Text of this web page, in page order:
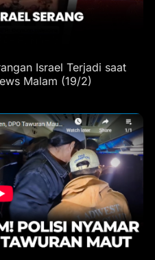
Israel Terjadi saat
Malam (19/2)